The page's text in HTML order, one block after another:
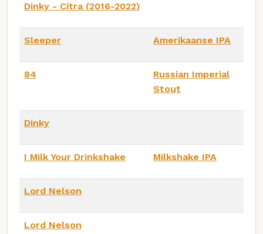
Dinky - Citra (2016-2022)
Sleeper Amerikaanse IPA
84
Russian Imperial
Stout
Dinky
I Milk Your Drinkshake Milkshake IPA
Lord Nelson
Lord Nelson